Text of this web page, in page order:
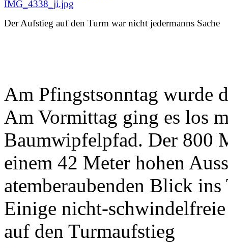
Der Aufstieg auf den Turm war nicht jedermanns Sache
Am Pfingstsonntag wurde
Am Vormittag ging es los
Baumwipfelpfad. Der 800
einem 42 Meter hohen
atemberaubenden Blick
Einige nicht-
auf den Turmaufstieg